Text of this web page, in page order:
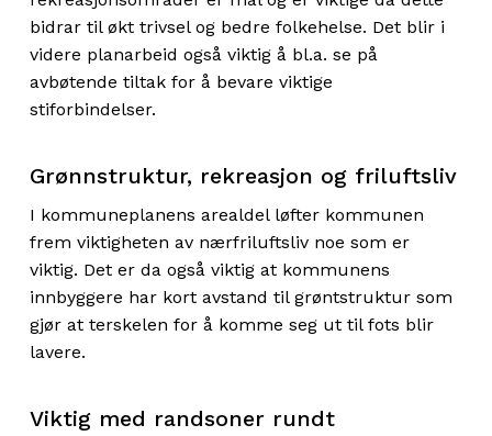
bidrar til økt trivsel og bedre folkehelse. Det blir i
videre planarbeid også viktig å bl.a. se på
avbøtende tiltak for å bevare viktige
stiforbindelser.
Grønnstruktur, rekreasjon og friluftsliv
I kommuneplanens arealdel løfter kommunen
frem viktigheten av nærfriluftsliv noe som er
viktig. Det er da også viktig at kommunens
innbyggere har kort avstand til grøntstruktur som
gjør at terskelen for å komme seg ut til fots blir
lavere.
Viktig med randsoner rundt